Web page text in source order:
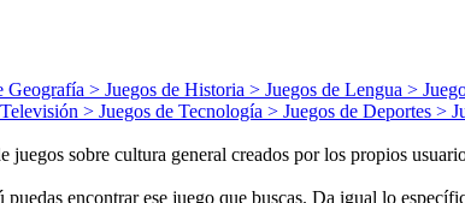
Geografía > Juegos de Historia > Juegos de Lengua >
Televisión > Juegos de Tecnología > Juegos de Deportes >
sobre cultura general creados por los propios
encontrar ese juego que buscas. Da igual lo